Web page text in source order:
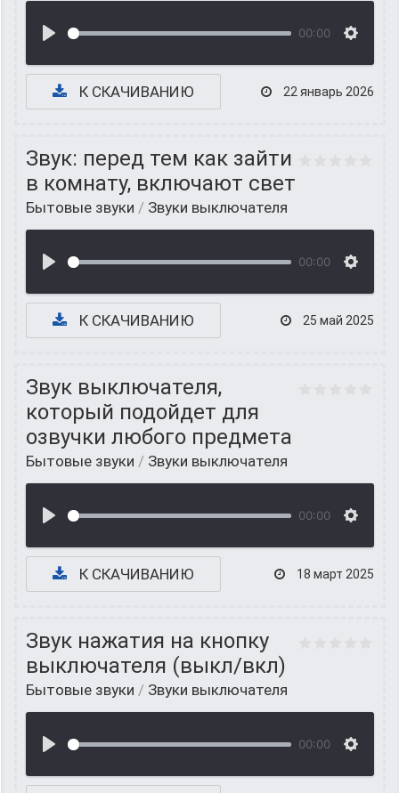
00:00
К СКАЧИВАНИЮ 22 январь 2026
Звук: перед тем как зайти
в комнату, включают свет
Бытовые звуки / Звуки выключателя
00:00
К СКАЧИВАНИЮ 25 май 2025
Звук выключателя,
который подойдет для
озвучки любого предмета
Бытовые звуки / Звуки выключателя
00:00
К СКАЧИВАНИЮ 18 март 2025
Звук нажатия на кнопку
выключателя (выкл/вкл)
Бытовые звуки / Звуки выключателя
00:00